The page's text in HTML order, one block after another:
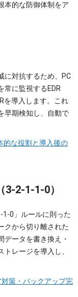
本的な防御体制をア
に対抗するため、PC
常に監視するEDR
を導入します。これ
早期検知し、自動で
的な役割と導入後の
2-1-1-0）
1-0」ルールに則った
クから切り離された
データを書き換え・
レージを導入し、
対策・バックアップ完